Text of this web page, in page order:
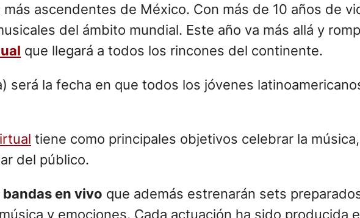
ascendentes de México. Con más de 10 años de
del ámbito mundial. Este año va más allá y
que llegará a todos los rincones del continente.
será la fecha en que todos los jóvenes
tiene como principales objetivos celebrar la
del público.
bandas en vivo que además estrenarán sets
y emociones. Cada actuación ha sido producida